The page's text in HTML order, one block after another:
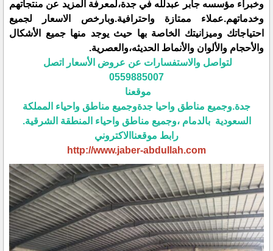
وخبراء مؤسسه جابر عبدلله في جدة،لمعرفة المزيد عن منتجاتهم
وخدماتهم.عملاء ممتازة واحترافية.وبارخص الاسعار لجميع
احتياجاتك وميزانيتك الخاصة بها حيث يوجد منها جميع الأشكال
والأحجام والألوان والأنماط الحديثه،والعصرية.
لتواصل والاستفسارات عن عروض الأسعار اتصل
0559885007
موقعنا
جدة.وجميع مناطق واحيا جدةوجميع مناطق واحياء المملكة
السعودية بالدمام ،وجميع مناطق واحياء المنطقة الشرقية.
رابط موقعناالاكتروني
http://www.jaber-abdullah.com